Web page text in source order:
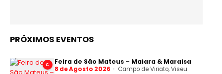
PRÓXIMOS EVENTOS
C Feira de São Mateus – Maiara & Maraisa
8 de Agosto 2026 Campo de Viriato, Viseu